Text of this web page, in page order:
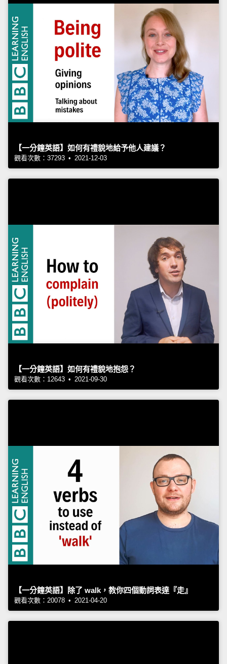
【一分鐘英語】如何有禮貌地給予他人建議？
觀看次數：37293 • 2021-12-03
【一分鐘英語】如何有禮貌地抱怨？
觀看次數：12643 • 2021-09-30
【一分鐘英語】除了 walk，教你四個動詞表達『走』
觀看次數：20078 • 2021-04-20